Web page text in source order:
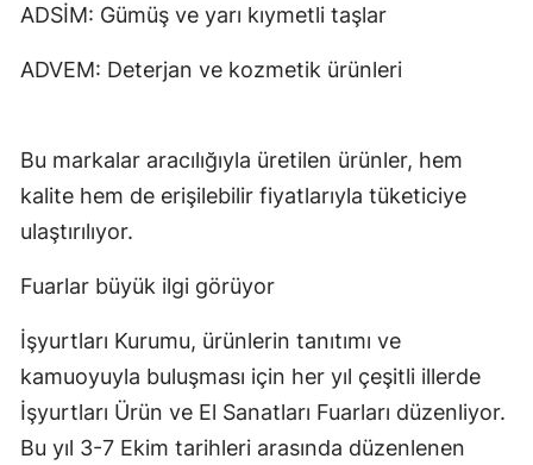
Siirt
Sinop
Tekirdağ
Şanlıurfa
Uşak
ADSİM: Gümüş ve yarı kıymetli taşlar
ADVEM: Deterjan ve kozmetik ürünleri
Bu markalar aracılığıyla üretilen ürünler, hem
kalite hem de erişilebilir fiyatlarıyla tüketiciye
ulaştırılıyor.
Fuarlar büyük ilgi görüyor
İşyurtları Kurumu, ürünlerin tanıtımı ve
kamuoyuyla buluşması için her yıl çeşitli illerde
İşyurtları Ürün ve El Sanatları Fuarları düzenliyor.
Bu yıl 3-7 Ekim tarihleri arasında düzenlenen